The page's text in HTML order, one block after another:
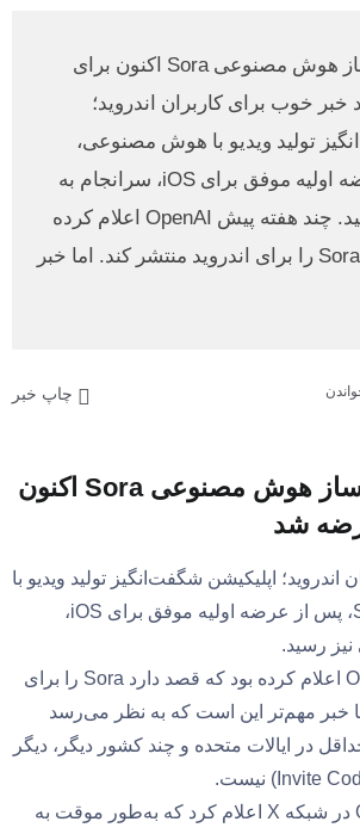
اپلیکیشن ویدیوساز هوش مصنوعی Sora اکنون برای
خبر خوب برای کاربران اندروید؛
تولید ویدیو با هوش مصنوعی،
Sora، پس از عرضه اولیه موفق برای iOS، سرانجام به
گوگل پلی نیز رسید. چند هفته پیش OpenAI اعلام کرده
بود که قصد دارد Sora را برای اندروید منتشر کند. اما خبر
چاپ خبر
اپلیکیشن ویدیوساز هوش مصنوعی Sora اکنون
شد
اپلیکیشن شگفت‌انگیز تولید ویدیو با
هوش مصنوعی، Sora، پس از عرضه اولیه موفق برای iOS،
رسید.
چند هفته پیش OpenAI اعلام کرده بود که قصد دارد Sora را برای
خبر مهم‌تر این است که به نظر می‌رسد
در ایالات متحده و چند کشور دیگر، دیگر
هفته گذشته، OpenAI در شبکه X اعلام کرد که به‌طور موقت به